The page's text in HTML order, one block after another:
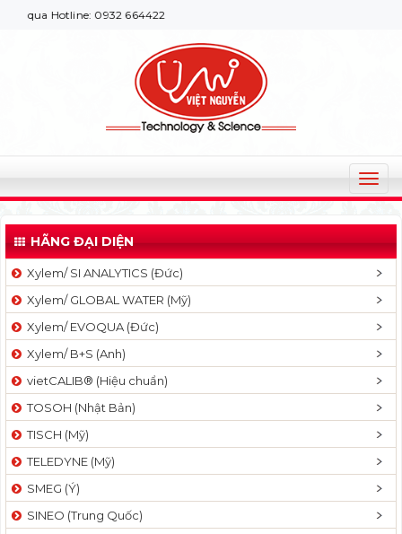
0932 664422
T
o
g
l
v
a
t
n
HÃNG ĐẠI DIỆN
Xylem/ SI ANALYTICS (Đức)
Xylem/ GLOBAL WATER (Mỹ)
Xylem/ EVOQUA (Đức)
Xylem/ B+S (Anh)
vietCALIB® (Hiệu chuẩn)
TOSOH (Nhật Bản)
TISCH (Mỹ)
TELEDYNE (Mỹ)
SMEG (Ý)
SINEO (Trung Quốc)